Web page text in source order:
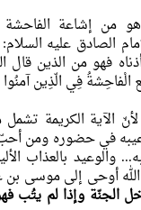
هو من إشاعة
الصادق عليه
فهو من الذين
فِي الّذِين آمنُوا
الآية الكريمة
في حضوره ومن
بالعذاب
الله أوحى إلى موسى بن
الجنّة وإذا لم يتُب